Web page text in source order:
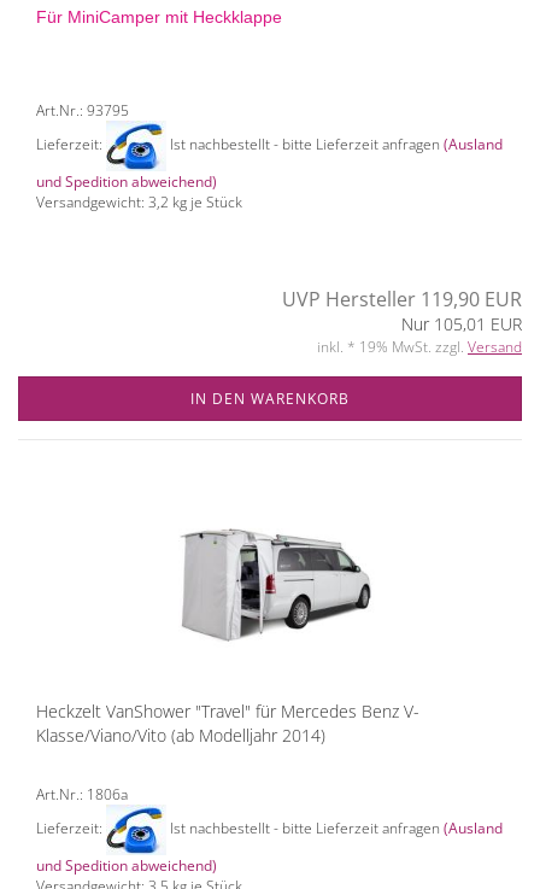
Für MiniCamper mit Heckklappe
Art.Nr.: 93795
Lieferzeit:
Ist nachbestellt - bitte Lieferzeit anfragen (Ausland
und Spedition abweichend)
Versandgewicht: 3,2 kg je Stück
UVP Hersteller 119,90 EUR
Nur 105,01 EUR
inkl. * 19% MwSt. zzgl. Versand
IN DEN WARENKORB
Heckzelt VanShower "Travel" für Mercedes Benz V-
Klasse/Viano/Vito (ab Modelljahr 2014)
Art.Nr.: 1806a
Lieferzeit:
Ist nachbestellt - bitte Lieferzeit anfragen (Ausland
und Spedition abweichend)